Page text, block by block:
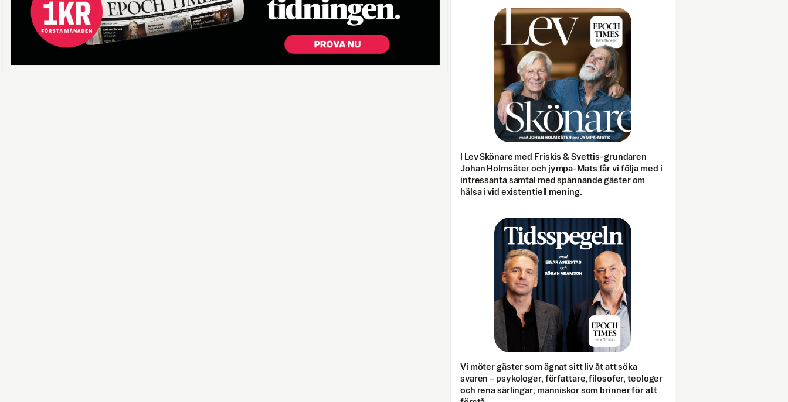
I Lev Skönare med Friskis & Svettis-grundaren
Johan Holmsäter och jympa-Mats får vi följa med i
intressanta samtal med spännande gäster om
hälsa i vid existentiell mening.
Vi möter gäster som ägnat sitt liv åt att söka
svaren – psykologer, författare, filosofer, teologer
och rena särlingar; människor som brinner för att